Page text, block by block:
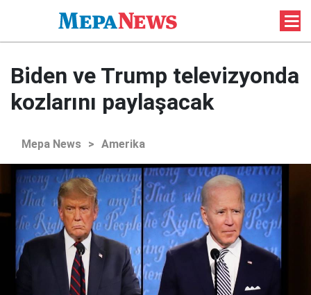
Biden ve Trump televizyonda
kozlarını paylaşacak
Mepa News > Amerika